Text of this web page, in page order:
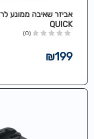
QUICK
(0)
₪199